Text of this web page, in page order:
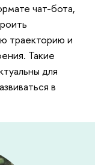
чат-бота,
траекторию и
Такие
для
в